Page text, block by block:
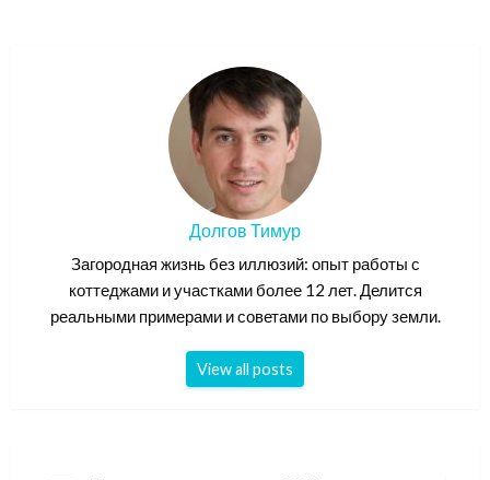
Долгов Тимур
Загородная жизнь без иллюзий: опыт работы с
коттеджами и участками более 12 лет. Делится
реальными примерами и советами по выбору земли.
View all posts